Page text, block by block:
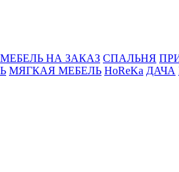
МЕБЕЛЬ НА ЗАКАЗ СПАЛЬНЯ
МЯГКАЯ МЕБЕЛЬ HoReKa ДАЧА